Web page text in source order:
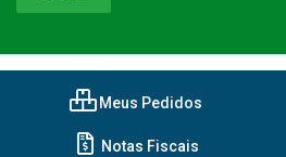
Meus Pedidos
Notas Fiscais